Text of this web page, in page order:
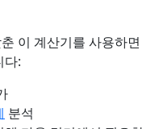
이 계산기를 사용하면
다:
분석